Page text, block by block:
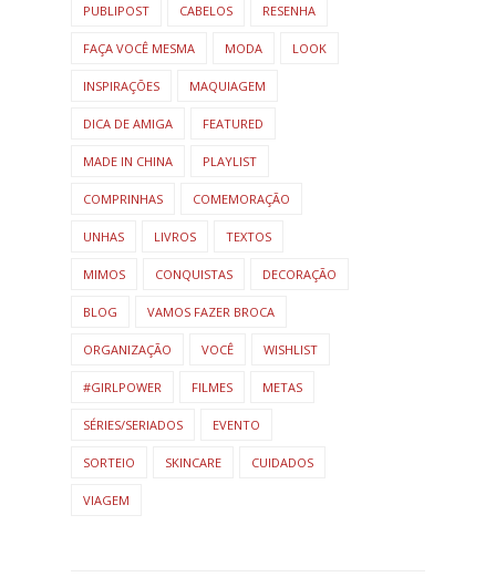
PUBLIPOST CABELOS RESENHA
FAÇA VOCÊ MESMA MODA LOOK
INSPIRAÇÕES MAQUIAGEM
DICA DE AMIGA FEATURED
MADE IN CHINA PLAYLIST
COMPRINHAS COMEMORAÇÃO
UNHAS LIVROS TEXTOS
MIMOS CONQUISTAS DECORAÇÃO
BLOG VAMOS FAZER BROCA
ORGANIZAÇÃO VOCÊ WISHLIST
#GIRLPOWER FILMES METAS
SÉRIES/SERIADOS EVENTO
SORTEIO SKINCARE CUIDADOS
VIAGEM